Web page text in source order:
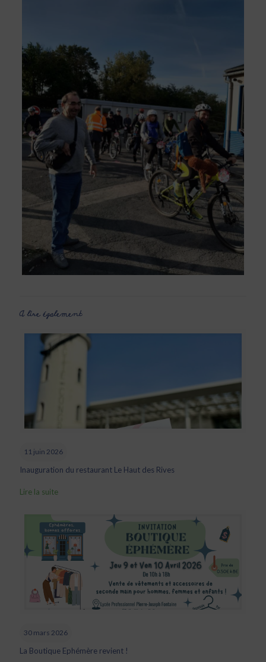
A lire également
11 juin 2026
Inauguration du restaurant Le Haut des Rives
Lire la suite
30 mars 2026
La Boutique Ephémère revient !